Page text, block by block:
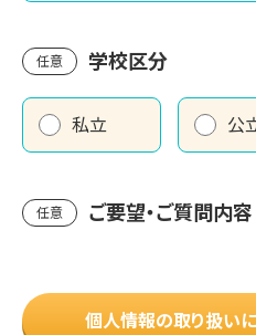
任意 学校区分
私立 公
任意 ご要望・ご質問内容
個人情報の取り扱い